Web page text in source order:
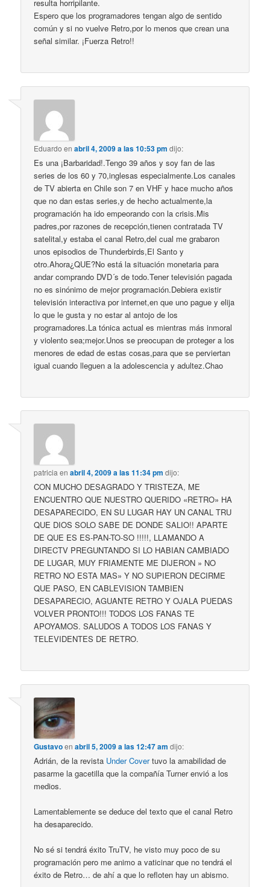
resulta horripilante.
Espero que los programadores tengan algo de sentido
común y si no vuelve Retro,por lo menos que crean una
señal similar. ¡Fuerza Retro!!
Eduardo enabril 4, 2009 a las 10:53 pm dijo:
Es una ¡Barbaridad!.Tengo 39 años y soy fan de las
series de los 60 y 70,inglesas especialmente.Los canales
de TV abierta en Chile son 7 en VHF y hace mucho años
que no dan estas series,y de hecho actualmente,la
programación ha ido empeorando con la crisis.Mis
padres,por razones de recepción,tienen contratada TV
satelital,y estaba el canal Retro,del cual me grabaron
unos episodios de Thunderbirds,El Santo y
otro.Ahora¿QUE?No está la situación monetaria para
andar comprando DVD´s de todo.Tener televisión pagada
no es sinónimo de mejor programación.Debiera existir
televisión interactiva por internet,en que uno pague y elija
lo que le gusta y no estar al antojo de los
programadores.La tónica actual es mientras más inmoral
y violento sea;mejor.Unos se preocupan de proteger a los
menores de edad de estas cosas,para que se perviertan
igual cuando lleguen a la adolescencia y adultez.Chao
patricia enabril 4, 2009 a las 11:34 pm dijo:
CON MUCHO DESAGRADO Y TRISTEZA, ME
ENCUENTRO QUE NUESTRO QUERIDO «RETRO» HA
DESAPARECIDO, EN SU LUGAR HAY UN CANAL TRU
QUE DIOS SOLO SABE DE DONDE SALIO!! APARTE
DE QUE ES ES-PAN-TO-SO !!!!!, LLAMANDO A
DIRECTV PREGUNTANDO SI LO HABIAN CAMBIADO
DE LUGAR, MUY FRIAMENTE ME DIJERON » NO
RETRO NO ESTA MAS» Y NO SUPIERON DECIRME
QUE PASO, EN CABLEVISION TAMBIEN
DESAPARECIO, AGUANTE RETRO Y OJALA PUEDAS
VOLVER PRONTO!!! TODOS LOS FANAS TE
APOYAMOS. SALUDOS A TODOS LOS FANAS Y
TELEVIDENTES DE RETRO.
Gustavoenabril 5, 2009 a las 12:47 am dijo:
Adrián, de la revista Under Covertuvo la amabilidad de
pasarme la gacetilla que la compañía Turner envió a los
medios.
Lamentablemente se deduce del texto que el canal Retro
ha desaparecido.
No sé si tendrá éxito TruTV, he visto muy poco de su
programación pero me animo a vaticinar que no tendrá el
éxito de Retro… de ahí a que lo refloten hay un abismo.